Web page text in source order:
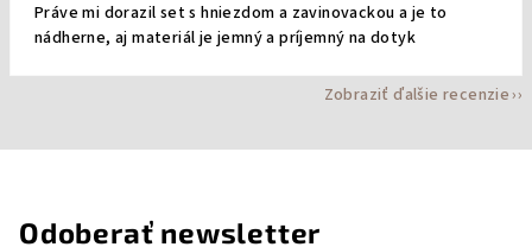
Práve mi dorazil set s hniezdom a zavinovackou a je to
nádherne, aj materiál je jemný a príjemný na dotyk
Zobraziť ďalšie recenzie
Odoberať newsletter